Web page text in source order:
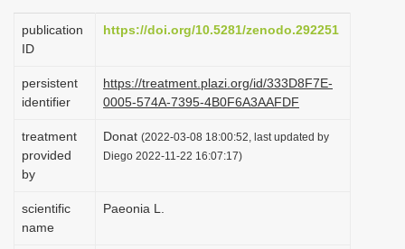
i
a
t
i
o
publication
ID
https://doi.org/10.5281/zenodo.292251
persistent
identifier
https://treatment.plazi.org/id/333D8F7E-
0005-574A-7395-4B0F6A3AAFDF
treatment
provided
by
Donat (2022-03-08 18:00:52, last updated by
Diego 2022-11-22 16:07:17)
scientific
name
Paeonia L.